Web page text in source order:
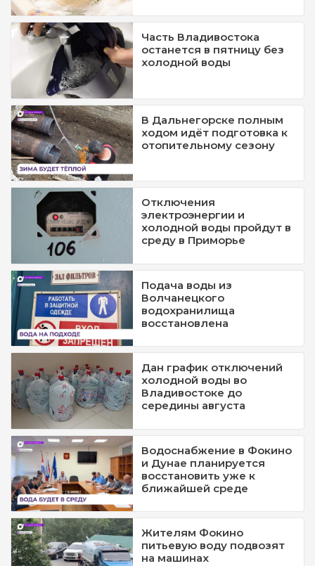
Часть Владивостока
останется в пятницу без
холодной воды
В Дальнегорске полным
ходом идёт подготовка к
отопительному сезону
Отключения
электроэнергии и
холодной воды пройдут в
среду в Приморье
Подача воды из
Волчанецкого
водохранилища
восстановлена
Дан график отключений
холодной воды во
Владивостоке до
середины августа
Водоснабжение в Фокино
и Дунае планируется
восстановить уже к
ближайшей среде
Жителям Фокино
питьевую воду подвозят
на машинах